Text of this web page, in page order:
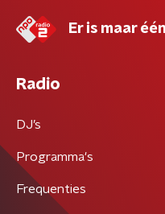
Er is maar
Radio
DJ’s
Programma's
Frequenties